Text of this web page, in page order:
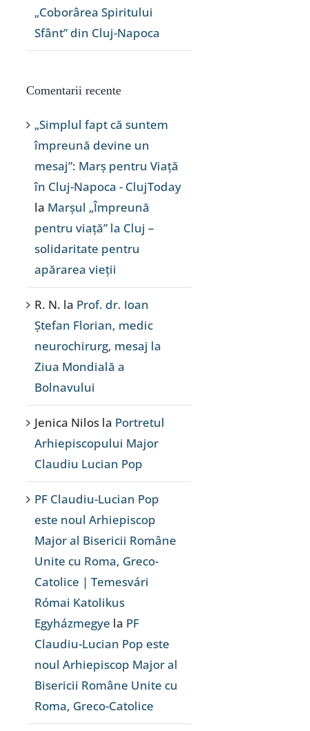
„Coborârea Spiritului
Sfânt” din Cluj-Napoca
Comentarii recente
„Simplul fapt că suntem
împreună devine un
mesaj”: Marș pentru Viață
în Cluj-Napoca - ClujToday
la Marșul „Împreună
pentru viață” la Cluj –
solidaritate pentru
apărarea vieții
R. N. la Prof. dr. Ioan
Ștefan Florian, medic
neurochirurg, mesaj la
Ziua Mondială a
Bolnavului
Jenica Nilos la Portretul
Arhiepiscopului Major
Claudiu Lucian Pop
PF Claudiu-Lucian Pop
este noul Arhiepiscop
Major al Bisericii Române
Unite cu Roma, Greco-
Catolice | Temesvári
Római Katolikus
Egyházmegye la PF
Claudiu-Lucian Pop este
noul Arhiepiscop Major al
Bisericii Române Unite cu
Roma, Greco-Catolice